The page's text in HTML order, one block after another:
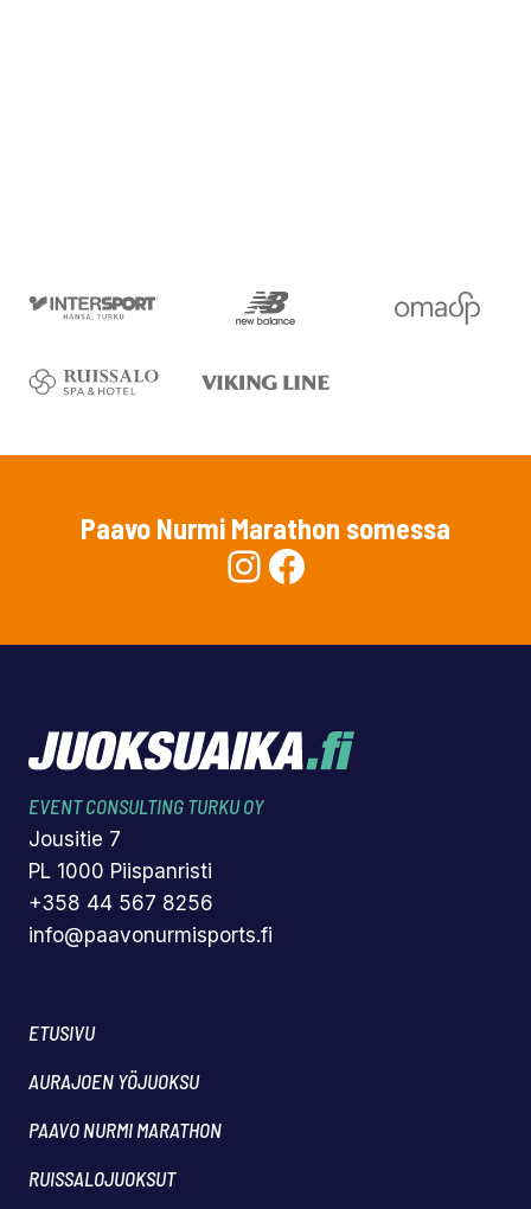
Paavo Nurmi Marathon somessa
Instagram
Facebook
EVENT CONSULTING TURKU OY
Jousitie 7
PL 1000 Piispanristi
+358 44 567 8256
info@paavonurmisports.fi
ETUSIVU
AURAJOEN YÖJUOKSU
PAAVO NURMI MARATHON
RUISSALOJUOKSUT